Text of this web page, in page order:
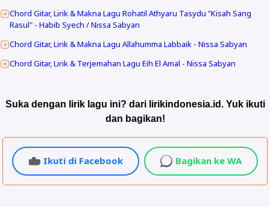
Chord Gitar, Lirik & Makna Lagu Rohatil Athyaru Tasydu "Kisah Sang
Rasul" - Habib Syech / Nissa Sabyan
Chord Gitar, Lirik & Makna Lagu Allahumma Labbaik - Nissa Sabyan
Chord Gitar, Lirik & Terjemahan Lagu Eih El Amal - Nissa Sabyan
Suka dengan lirik lagu ini? dari lirikindonesia.id. Yuk ikuti
dan bagikan!
Ikuti di Facebook Bagikan ke WA